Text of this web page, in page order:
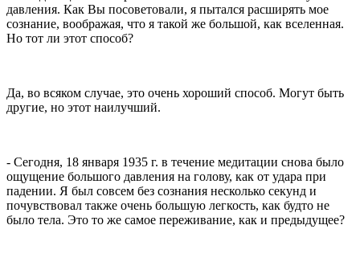
давления. Как Вы посоветовали, я пытался расширять мое
сознание, воображая, что я такой же большой, как вселенная.
Но тот ли этот способ?
Да, во всяком случае, это очень хороший способ. Могут быть
другие, но этот наилучший.
- Сегодня, 18 января 1935 г. в течение медитации снова было
ощущение большого давления на голову, как от удара при
падении. Я был совсем без сознания несколько секунд и
почувствовал также очень большую легкость, как будто не
было тела. Это то же самое переживание, как и предыдущее?